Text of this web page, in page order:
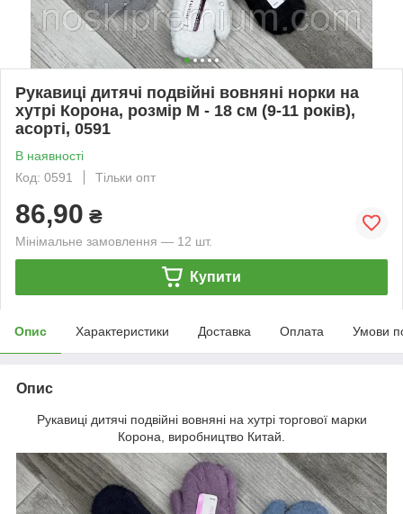
Рукавиці дитячі подвійні вовняні норки на
хутрі Корона, розмір M - 18 см (9-11 років),
асорті, 0591
В наявності
Код: 0591
Тільки опт
86,90 ₴
Мінімальне замовлення — 12 шт.
Купити
Опис Характеристики Доставка Оплата Умови
Опис
Рукавиці дитячі подвійні вовняні на хутрі торгової марки
Корона, виробництво Китай.